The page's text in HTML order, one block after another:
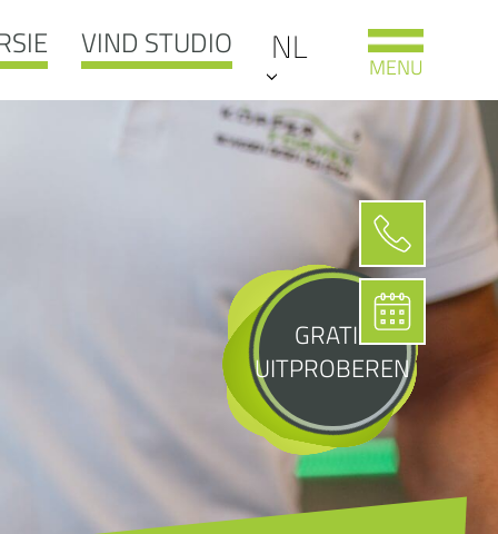
VIND STUDIO NL MENU
GRATIS
UITPROBEREN